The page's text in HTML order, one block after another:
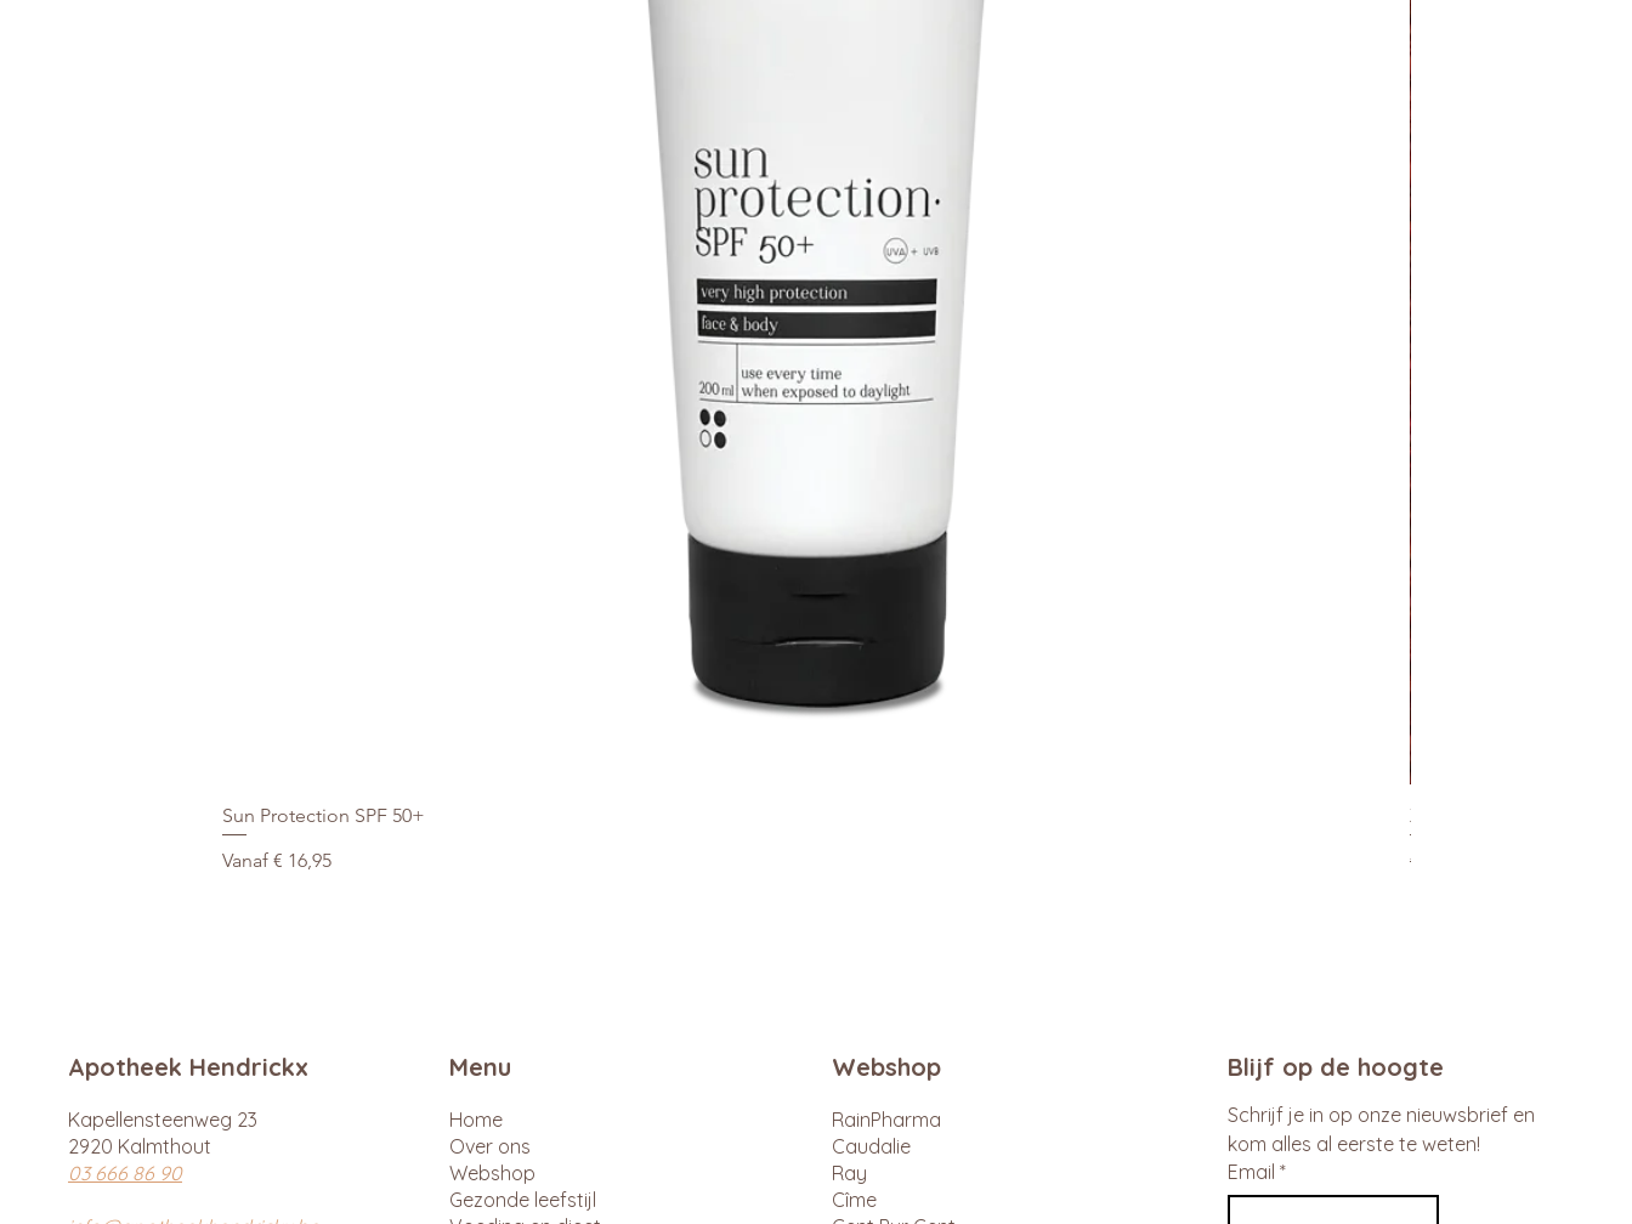
Sun Protection SPF 50+
Vanaf € 16,95
Verkoopprijs
Xtra Drink (hydro/ORS)
Normale prijs
€ 29,95
Apotheek Hendrickx
Kapellensteenweg 23
2920 Kalmthout
03 666 86 90
Menu
Home
Over ons
Webshop
Gezonde leefstijl
Webshop
RainPharma
Caudalie
Ray
Cîme
Blijf op de hoogte
Schrijf je in op onze nieuwsbrief en
kom alles al eerste te weten!
Email *